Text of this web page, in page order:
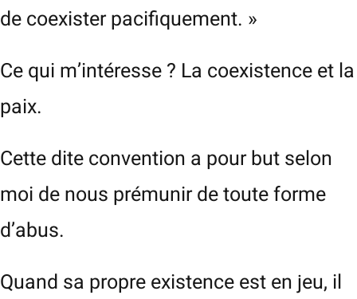
de coexister pacifiquement. »
Ce qui m’intéresse ? La coexistence et la
paix.
Cette dite convention a pour but selon
moi de nous prémunir de toute forme
d’abus.
Quand sa propre existence est en jeu, il